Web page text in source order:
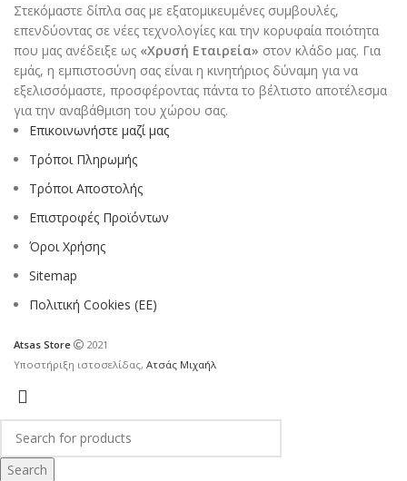
Στεκόμαστε δίπλα σας με εξατομικευμένες συμβουλές,
επενδύοντας σε νέες τεχνολογίες και την κορυφαία ποιότητα
που μας ανέδειξε ως «Χρυσή Εταιρεία» στον κλάδο μας. Για
εμάς, η εμπιστοσύνη σας είναι η κινητήριος δύναμη για να
εξελισσόμαστε, προσφέροντας πάντα το βέλτιστο αποτέλεσμα
για την αναβάθμιση του χώρου σας.
Επικοινωνήστε μαζί μας
Τρόποι Πληρωμής
Τρόποι Αποστολής
Επιστροφές Προϊόντων
Όροι Χρήσης
Sitemap
Πολιτική Cookies (ΕΕ)
Atsas Store
2021
Υποστήριξη ιστοσελίδας, Ατσάς Μιχαήλ
Search